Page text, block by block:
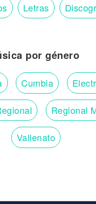
Letras
por género
Cumbia
Regional
Vallenato